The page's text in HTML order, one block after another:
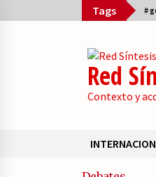
to
Tags #
Red
Contexto y